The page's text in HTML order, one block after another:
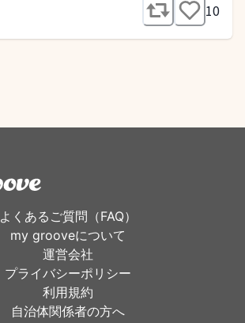
10
よくあるご質問（FAQ）
my grooveについて
運営会社
プライバシーポリシー
利用規約
自治体関係者の方へ